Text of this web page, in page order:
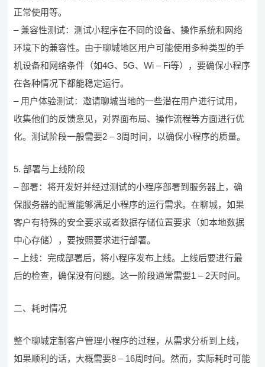
正常使用等。
– 兼容性测试：测试小程序在不同的设备、操作系统和网络
环境下的兼容性。由于聊城地区用户可能使用多种类型的手
机设备和网络条件（如4G、5G、Wi – Fi等），要确保小程序
在各种情况下都能稳定运行。
– 用户体验测试：邀请聊城当地的一些潜在用户进行试用，
收集他们的反馈意见，对界面布局、操作流程等方面进行优
化。测试阶段一般需要2 – 3周时间，以确保小程序的质量。
5. 部署与上线阶段
– 部署：将开发好并经过测试的小程序部署到服务器上，确
保服务器的配置能够满足小程序的运行需求。在聊城，如果
客户有特殊的安全要求或者数据存储位置要求（如本地数据
中心存储），要按照要求进行部署。
– 上线：完成部署后，将小程序发布上线。上线后要进行最
后的检查，确保没有问题。这一阶段通常需要1 – 2天时间。
二、耗时情况
整个聊城定制客户管理小程序的过程，从需求分析到上线，
如果顺利的话，大概需要8 – 16周时间。然而，实际耗时可能